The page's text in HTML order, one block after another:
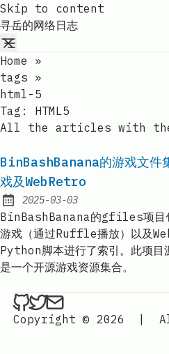
Skip to content
寻岳的网络日志
Home
»
tags »
html-5
Tag: HTML5
All the articles with the
BinBashBanana的游戏文件
戏及WebRetro
Published:
2025-03-03
BinBashBanana的gfiles项目
游戏（通过Ruffle播放）以及
Python脚本进行了索引。此项目
是一个开源游戏资源集合。
ethan4768 on Github
ethan4768 on
Send an email
Copyright © 2026
|